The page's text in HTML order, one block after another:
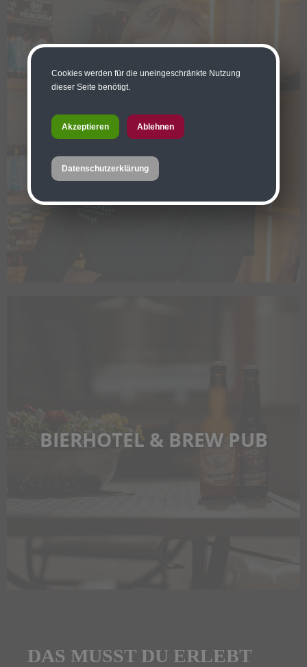
FÜHRUNGEN & KURSE
BIERHOTEL & BREW PUB
DAS MUSST DU ERLEBT
Cookies werden für die uneingeschränkte Nutzung
dieser Seite benötigt.
Akzeptieren Ablehnen
Datenschutzerklärung